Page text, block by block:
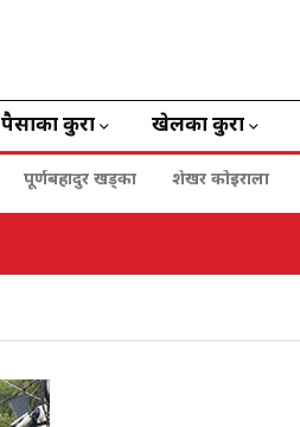
पैसाका कुरा खेलका कुरा
पूर्णबहादुर खड्का शेखर कोइराला